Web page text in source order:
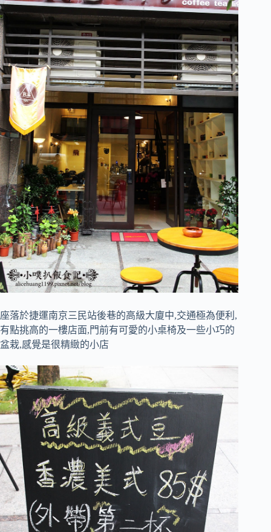
座落於捷運南京三民站後巷的高級大廈中,交通極為便利,
有點挑高的一樓店面,門前有可愛的小桌椅及一些小巧的
盆栽,感覺是很精緻的小店